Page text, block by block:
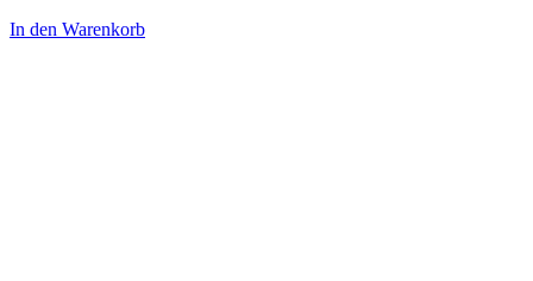
In den Warenkorb